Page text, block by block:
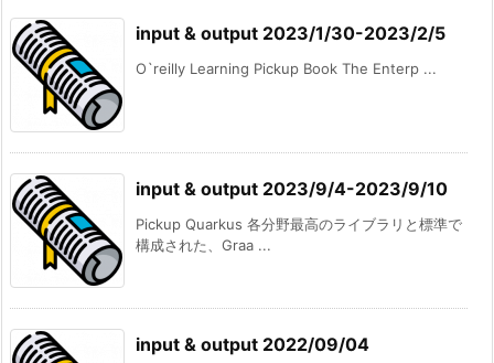
input & output 2023/1/30-2023/2/5
O`reilly Learning Pickup Book The Enterp ...
input & output 2023/9/4-2023/9/10
Pickup Quarkus 各分野最高のライブラリと標準で
構成された、Graa ...
input & output 2022/09/04